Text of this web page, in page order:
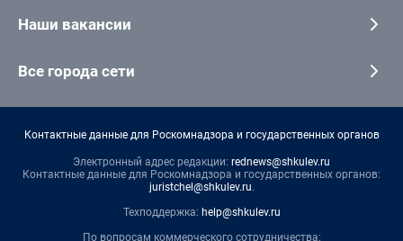
Наши вакансии
Все города сети
Контактные данные для Роскомнадзора и государственных органов
Электронный адрес редакции: rednews@shkulev.ru
Контактные данные для Роскомнадзора и государственных органов:
juristchel@shkulev.ru.
Техподдержка: help@shkulev.ru
По вопросам коммерческого сотрудничества: